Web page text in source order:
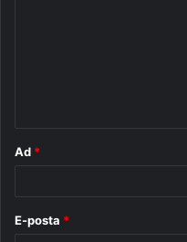
Ad *
E-posta *